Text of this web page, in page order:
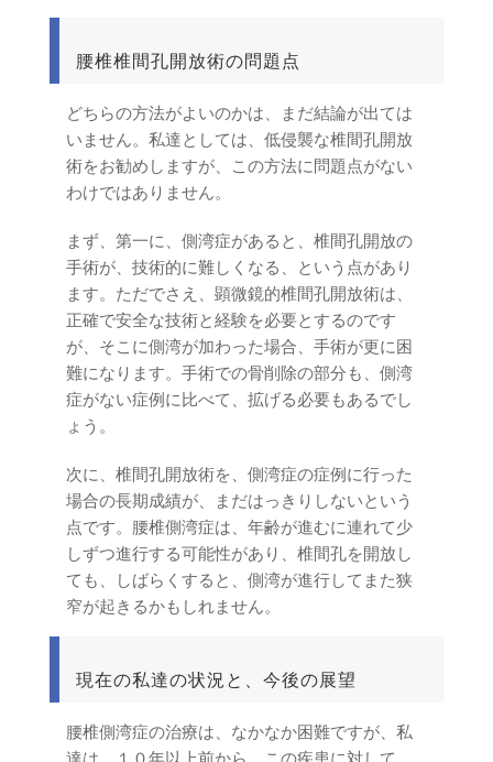
腰椎椎間孔開放術の問題点
どちらの方法がよいのかは、まだ結論が出ては
いません。私達としては、低侵襲な椎間孔開放
術をお勧めしますが、この方法に問題点がない
わけではありません。
まず、第一に、側湾症があると、椎間孔開放の
手術が、技術的に難しくなる、という点があり
ます。ただでさえ、顕微鏡的椎間孔開放術は、
正確で安全な技術と経験を必要とするのです
が、そこに側湾が加わった場合、手術が更に困
難になります。手術での骨削除の部分も、側湾
症がない症例に比べて、拡げる必要もあるでし
ょう。
次に、椎間孔開放術を、側湾症の症例に行った
場合の長期成績が、まだはっきりしないという
点です。腰椎側湾症は、年齢が進むに連れて少
しずつ進行する可能性があり、椎間孔を開放し
ても、しばらくすると、側湾が進行してまた狭
窄が起きるかもしれません。
現在の私達の状況と、今後の展望
腰椎側湾症の治療は、なかなか困難ですが、私
達は、１０年以上前から、この疾患に対して、